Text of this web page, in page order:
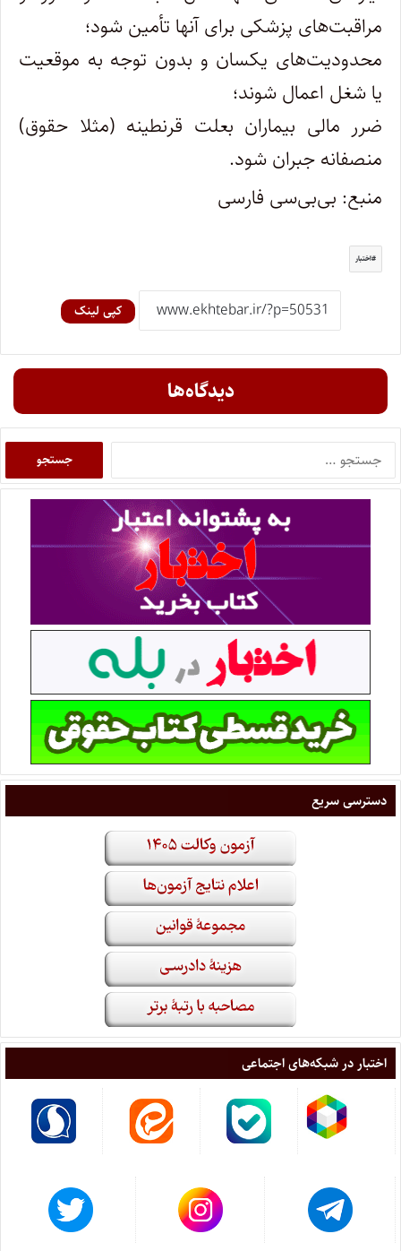
مراقبت‌های پزشکی برای آنها تأمین شود؛
محدودیت‌های یکسان و بدون توجه به موقعیت
یا شغل اعمال شوند؛
ضرر مالی بیماران بعلت قرنطینه (مثلا حقوق)
منصفانه جبران شود.
منبع: بی‌بی‌سی فارسی
اختبار
کپی لینک
دیدگاه‌ها
دسترسی سریع
اختبار در شبکه‌های اجتماعی